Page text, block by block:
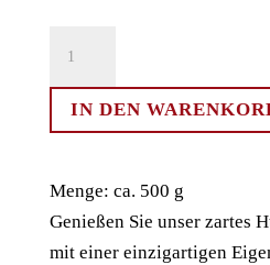
mariniert
Menge
IN DEN
Menge: ca. 500 g
Genießen Sie unser zartes
mit einer einzigartigen